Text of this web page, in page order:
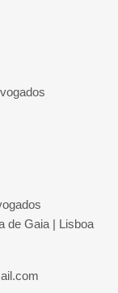
de Gaia | Lisboa